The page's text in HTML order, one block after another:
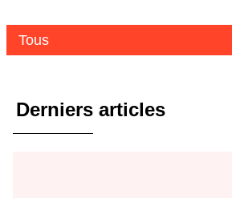
Tous
Derniers articles